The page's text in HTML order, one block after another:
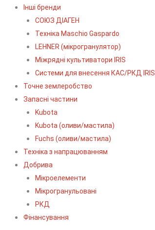
Інші бренди
СОЮЗ ДІАГЕН
Техніка Maschio Gaspardo
LEHNER (мікрогранулятор)
Міжрядні культиватори IRIS
Системи для внесення КАС/РКД IRIS
Точне землеробство
Запасні частини
Kubota
Kubota (оливи/мастила)
Fuchs (оливи/мастила)
Техніка з напрацюванням
Добрива
Мікроелементи
Мікрогранульовані
РКД
Фінансування